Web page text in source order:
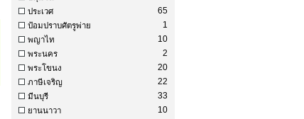
65
ประเวศ
1
ป้อมปราบศัตรูพ่าย
10
พญาไท
2
พระนคร
20
พระโขนง
22
ภาษีเจริญ
33
มีนบุรี
10
ยานนาวา